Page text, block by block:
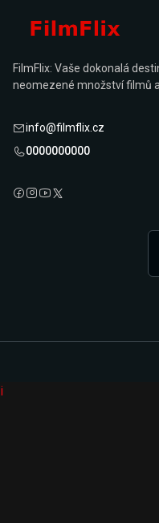
FilmFlix: Vaše dokonalá
neomezené množství filmů
info@filmflix.cz
0000000000
i